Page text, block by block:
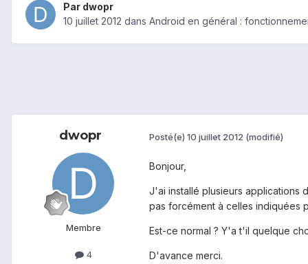
Par dwopr
10 juillet 2012 dans Android en général :
dwopr
Membre
4
Posté(e) 10 juillet 2012 (modifié)
Bonjour,
J'ai installé plusieurs applications
pas forcément à celles indiquées
Est-ce normal ? Y'a t'il quelque
D'avance merci.